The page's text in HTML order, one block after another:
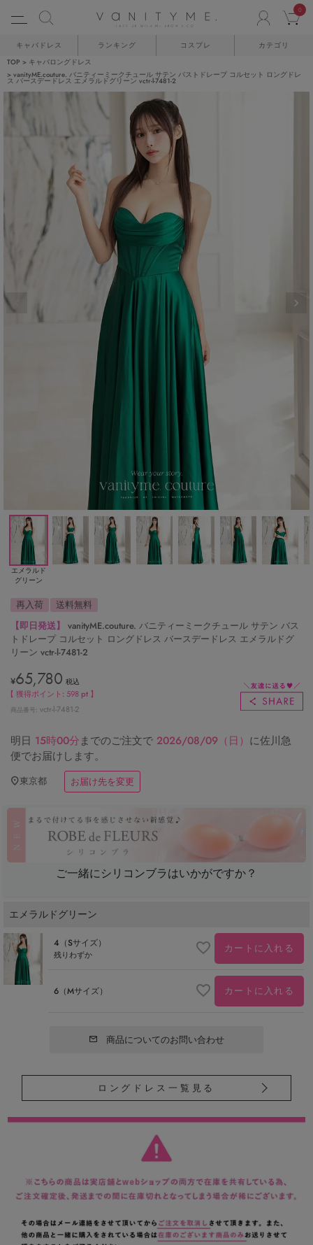
0
キャバドレス ランキング コスプレ カテゴリ
TOP
キャバロングドレス
vanityME.couture. バニティーミークチュール サテン バストドレープ コルセット ロングドレ
ス バースデードレス エメラルドグリーン vctr-l-7481-2
エメラルド
グリーン
再入荷
送料無料
【即日発送】
vanityME.couture. バニティーミークチュール サテン バス
トドレープ コルセット ロングドレス バースデードレス エメラルドグ
リーン vctr-l-7481-2
¥65,780 税込
【 獲得ポイント:598 pt 】
商品番号 vctr-l-7481-2
明日 15時00分までのご注文で 2026/08/09（日） に佐川急
便でお届けします。
東京都 お届け先を変更
ご一緒にシリコンブラはいかがですか？
エメラルドグリーン
4（Sサイズ）
残りわずか カートに入れる
6（Mサイズ） カートに入れる
商品についてのお問い合わせ
ロングドレス一覧見る